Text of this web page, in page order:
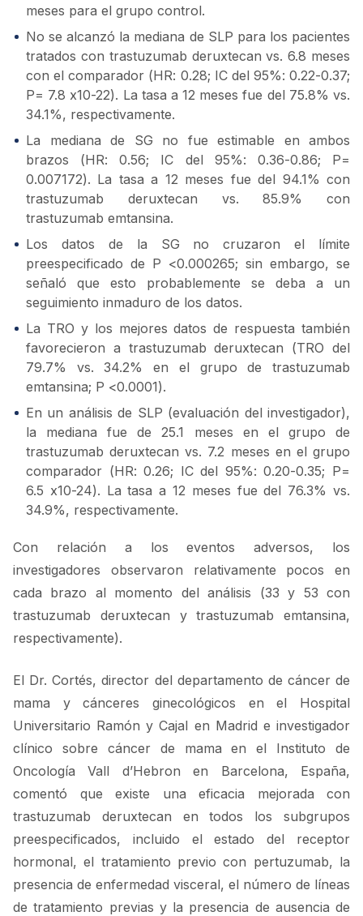
meses para el grupo control.
No se alcanzó la mediana de SLP para los pacientes
tratados con trastuzumab deruxtecan vs. 6.8 meses
con el comparador (HR: 0.28; IC del 95%: 0.22-0.37;
P= 7.8 x10-22). La tasa a 12 meses fue del 75.8% vs.
34.1%, respectivamente.
La mediana de SG no fue estimable en ambos
brazos (HR: 0.56; IC del 95%: 0.36-0.86; P=
0.007172). La tasa a 12 meses fue del 94.1% con
trastuzumab deruxtecan vs. 85.9% con
trastuzumab emtansina.
Los datos de la SG no cruzaron el límite
preespecificado de P <0.000265; sin embargo, se
señaló que esto probablemente se deba a un
seguimiento inmaduro de los datos.
La TRO y los mejores datos de respuesta también
favorecieron a trastuzumab deruxtecan (TRO del
79.7% vs. 34.2% en el grupo de trastuzumab
emtansina; P <0.0001).
En un análisis de SLP (evaluación del investigador),
la mediana fue de 25.1 meses en el grupo de
trastuzumab deruxtecan vs. 7.2 meses en el grupo
comparador (HR: 0.26; IC del 95%: 0.20-0.35; P=
6.5 x10-24). La tasa a 12 meses fue del 76.3% vs.
34.9%, respectivamente.
Con relación a los eventos adversos, los
investigadores observaron relativamente pocos en
cada brazo al momento del análisis (33 y 53 con
trastuzumab deruxtecan y trastuzumab emtansina,
respectivamente).
El Dr. Cortés, director del departamento de cáncer de
mama y cánceres ginecológicos en el Hospital
Universitario Ramón y Cajal en Madrid e investigador
clínico sobre cáncer de mama en el Instituto de
Oncología Vall d’Hebron en Barcelona, España,
comentó que existe una eficacia mejorada con
trastuzumab deruxtecan en todos los subgrupos
preespecificados, incluido el estado del receptor
hormonal, el tratamiento previo con pertuzumab, la
presencia de enfermedad visceral, el número de líneas
de tratamiento previas y la presencia de ausencia de